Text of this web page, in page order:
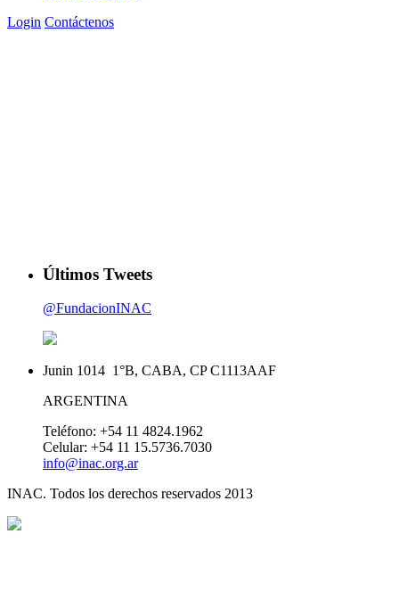
Login Contáctenos
Últimos Tweets
@FundacionINAC
Junin 1014 1°B, CABA, CP C1113AAF
ARGENTINA
Teléfono: +54 11 4824.1962
Celular: +54 11 15.5736.7030
info@inac.org.ar
INAC. Todos los derechos reservados 2013